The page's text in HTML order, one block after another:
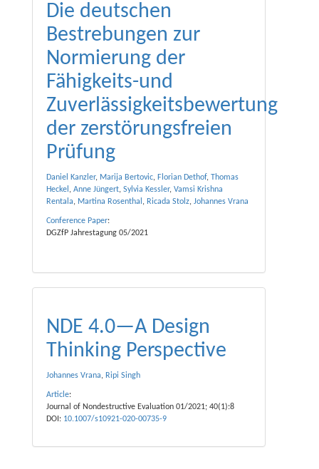
Die deutschen
Bestrebungen zur
Normierung der
Fähigkeits-und
Zuverlässigkeitsbewertung
der zerstörungsfreien
Prüfung
Daniel Kanzler, Marija Bertovic, Florian Dethof, Thomas
Heckel , Anne Jüngert, Sylvia Kessler, Vamsi Krishna
Rentala, Martina Rosenthal , Ricada Stolz, Johannes Vrana
Conference Paper:
DGZfP Jahrestagung 05/2021
NDE 4.0—A Design
Thinking Perspective
Johannes Vrana, Ripi Singh
Article:
Journal of Nondestructive Evaluation 01/2021; 40(1):8
DOI: 10.1007/s10921-020-00735-9